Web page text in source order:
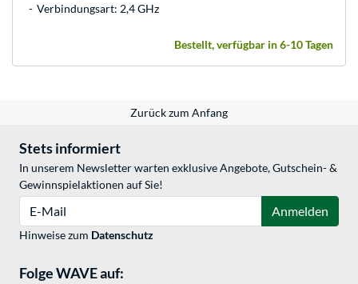
Verbindungsart: 2,4 GHz
Bestellt, verfügbar in 6-10 Tagen
Zurück zum Anfang
Stets informiert
In unserem Newsletter warten exklusive Angebote, Gutschein- &
Gewinnspielaktionen auf Sie!
Anmelden
Hinweise zum Datenschutz
Folge WAVE auf: